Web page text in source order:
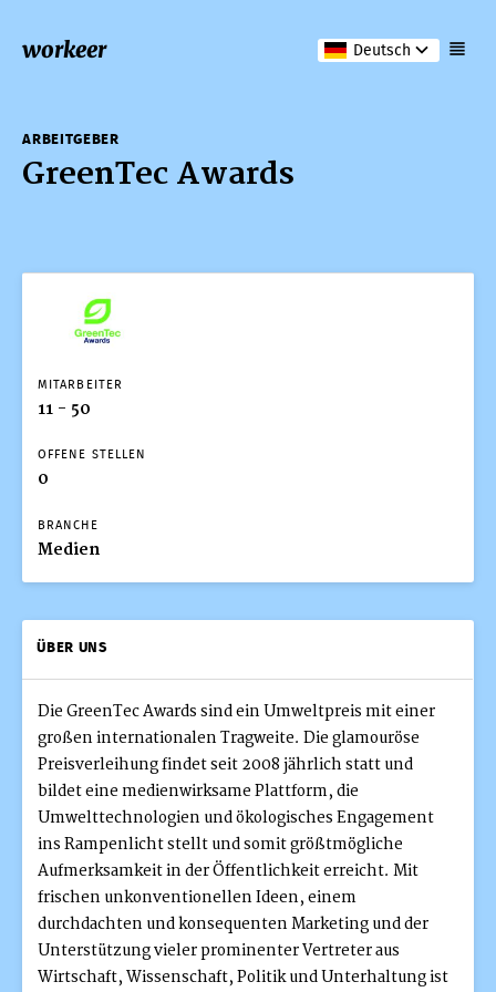
workeer Deutsch
ARBEITGEBER
GreenTec Awards
MITARBEITER
11 - 50
OFFENE STELLEN
0
BRANCHE
Medien
ÜBER UNS
Die GreenTec Awards sind ein Umweltpreis mit einer
großen internationalen Tragweite. Die glamouröse
Preisverleihung findet seit 2008 jährlich statt und
bildet eine medienwirksame Plattform, die
Umwelttechnologien und ökologisches Engagement
ins Rampenlicht stellt und somit größtmögliche
Aufmerksamkeit in der Öffentlichkeit erreicht. Mit
frischen unkonventionellen Ideen, einem
durchdachten und konsequenten Marketing und der
Unterstützung vieler prominenter Vertreter aus
Wirtschaft, Wissenschaft, Politik und Unterhaltung ist